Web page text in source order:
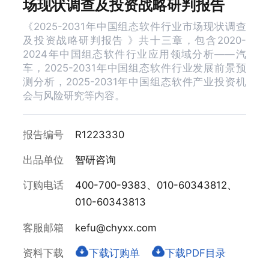
场现状调查及投资战略研判报告
《2025-2031年中国组态软件行业市场现状调查
及投资战略研判报告 》共十三章，包含2020-
2024年中国组态软件行业应用领域分析——汽
车，2025-2031年中国组态软件行业发展前景预
测分析，2025-2031年中国组态软件产业投资机
会与风险研究等内容。
报告编号 R1223330
出品单位 智研咨询
订购电话
400-700-9383、010-60343812、
010-60343813
客服邮箱 kefu@chyxx.com
资料下载 下载订购单 下载PDF目录